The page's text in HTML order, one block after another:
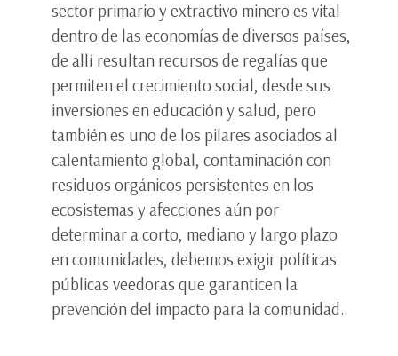
sector primario y extractivo minero es vital
dentro de las economías de diversos países,
de allí resultan recursos de regalías que
permiten el crecimiento social, desde sus
inversiones en educación y salud, pero
también es uno de los pilares asociados al
calentamiento global, contaminación con
residuos orgánicos persistentes en los
ecosistemas y afecciones aún por
determinar a corto, mediano y largo plazo
en comunidades, debemos exigir políticas
públicas veedoras que garanticen la
prevención del impacto para la comunidad.